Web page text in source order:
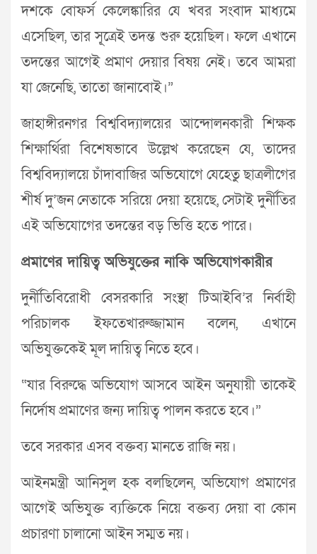
দশকে বোফর্স কেলেঙ্কারির যে খবর সংবাদ মাধ্যমে
এসেছিল, তার সূ্ত্রেই তদন্ত শুরু হয়েছিল। ফলে এখানে
তদন্তের আগেই প্রমাণ দেয়ার বিষয় নেই। তবে আমরা
যা জেনেছি, তাতো জানাবোই।”
জাহাঙ্গীরনগর বিশ্ববিদ্যালয়ের আন্দোলনকারী শিক্ষক
শিক্ষার্থিরা বিশেষভাবে উল্লেখ করেছেন যে, তাদের
বিশ্ববিদ্যালয়ে চাঁদাবাজির অভিযোগে যেহেতু ছাত্রলীগের
শীর্ষ দু’জন নেতাকে সরিয়ে দেয়া হয়েছে, সেটাই দুর্নীতির
এই অভিযোগের তদন্তের বড় ভিত্তি হতে পারে।
প্রমাণের দায়িত্ব অভিযুক্তের নাকি অভিযোগকারীর
দুর্নীতিবিরোধী বেসরকারি সংস্থা টিআইবি’র নির্বাহী
পরিচালক ইফতেখারুজ্জামান বলেন, এখানে
অভিযুক্তকেই মূল দায়িত্ব নিতে হবে।
“যার বিরুদ্ধে অভিযোগ আসবে আইন অনুযায়ী তাকেই
নির্দোষ প্রমাণের জন্য দায়িত্ব পালন করতে হবে।”
তবে সরকার এসব বক্তব্য মানতে রাজি নয়।
আইনমন্ত্রী আনিসুল হক বলছিলেন, অভিযোগ প্রমাণের
আগেই অভিযুক্ত ব্যক্তিকে নিয়ে বক্তব্য দেয়া বা কোন
প্রচারণা চালানো আইন সম্মত নয়।